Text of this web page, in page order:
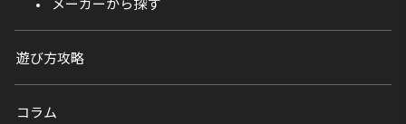
遊び方攻略
コラム